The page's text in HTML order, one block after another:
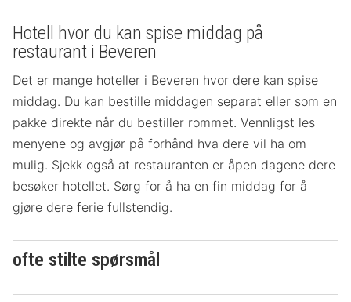
Hotell hvor du kan spise middag på
restaurant i Beveren
Det er mange hoteller i Beveren hvor dere kan spise
middag. Du kan bestille middagen separat eller som en
pakke direkte når du bestiller rommet. Vennligst les
menyene og avgjør på forhånd hva dere vil ha om
mulig. Sjekk også at restauranten er åpen dagene dere
besøker hotellet. Sørg for å ha en fin middag for å
gjøre dere ferie fullstendig.
ofte stilte spørsmål